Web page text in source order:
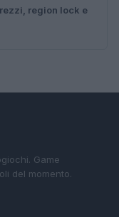
region lock e
Game
del momento.